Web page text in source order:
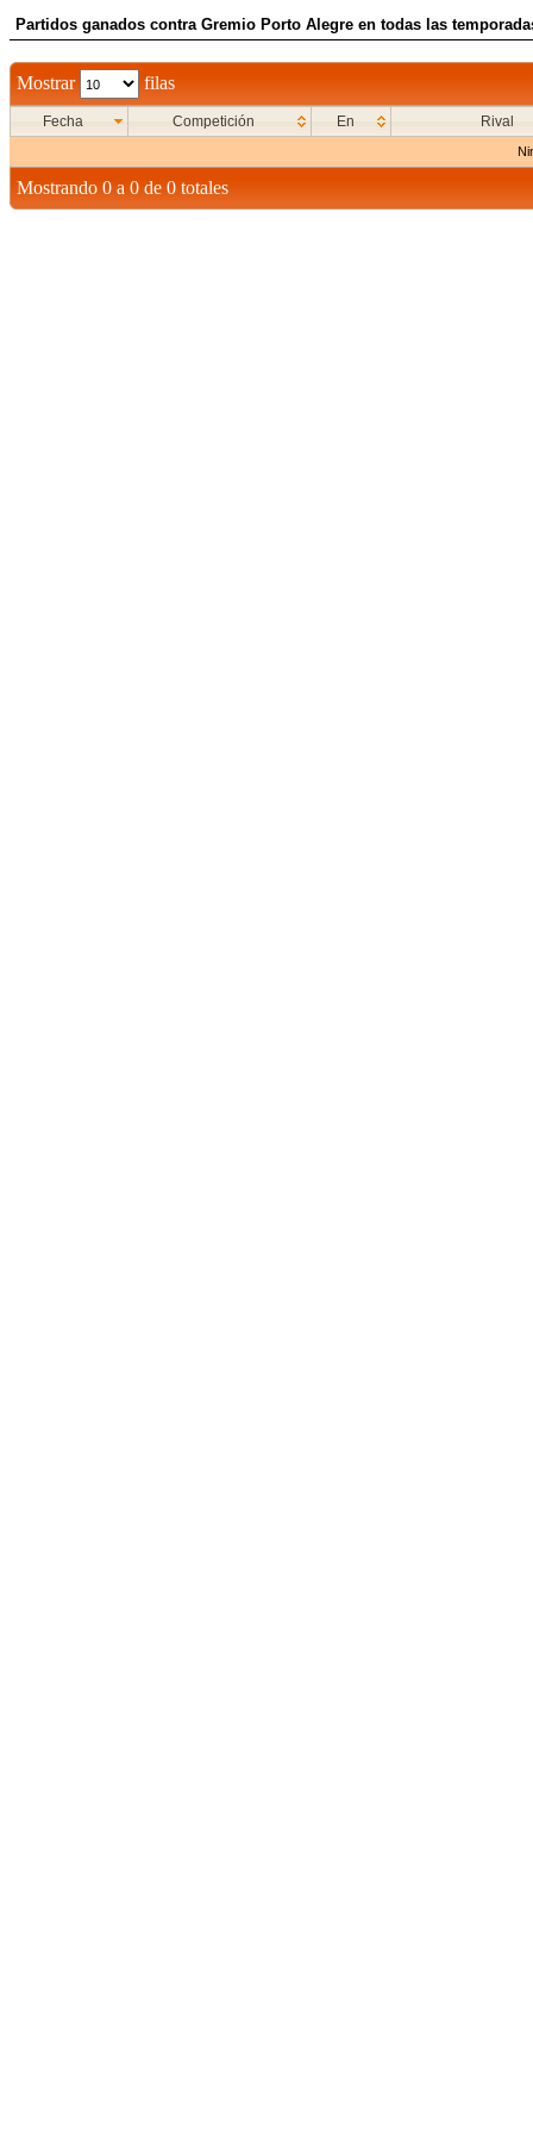
Partidos ganados contra Gremio Porto Alegre en todas las
Mostrar filas
Fecha Competición En Rival
Mostrando 0 a 0 de 0 totales